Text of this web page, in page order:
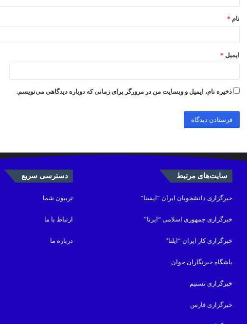
*
نام *
ایمیل *
ذخیره نام، ایمیل و وبسایت من در مرورگر برای زمانی که دوباره دیدگاهی می‌نویسم.
سایت‌های مرتبط
خبرگزاری دانشجویان ایران “ایسنا”
خبرگزاری جمهوری اسلامی “ایرنا”
خبرگزاری کار ایران “ایلنا”
باشگاه خبرنگاران جوان
خبرگزاری تسنیم
خبرگزاری فارس
دسترسی سریع
تریبون شما
ارتباط با ما
درباره ما